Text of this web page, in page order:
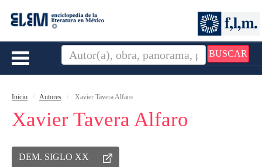
BUSCAR
Toggle
Inicio Autores Xavier Tavera Alfaro
Xavier Tavera Alfaro
DEM. SIGLO XX